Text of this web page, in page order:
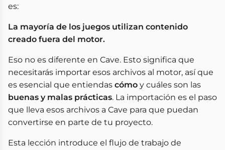
es:
La mayoría de los juegos utilizan contenido
creado fuera del motor.
Eso no es diferente en Cave. Esto significa que
necesitarás importar esos archivos al motor, así que
es esencial que entiendas cómo y cuáles son las
buenas y malas prácticas. La importación es el paso
que lleva esos archivos a Cave para que puedan
convertirse en parte de tu proyecto.
Esta lección introduce el flujo de trabajo de